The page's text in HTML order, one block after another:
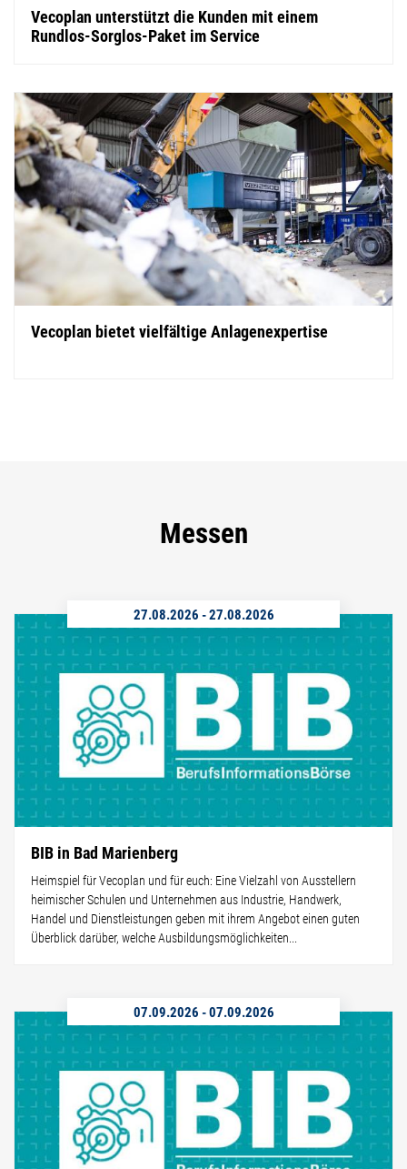
Vecoplan unterstützt die Kunden mit einem
Rundlos-Sorglos-Paket im Service
Vecoplan bietet vielfältige Anlagenexpertise
Messen
27.08.2026 -27.08.2026
BIB in Bad Marienberg
Heimspiel für Vecoplan und für euch: Eine Vielzahl von Ausstellern
heimischer Schulen und Unternehmen aus Industrie, Handwerk,
Handel und Dienstleistungen geben mit ihrem Angebot einen guten
Überblick darüber, welche Ausbildungsmöglichkeiten...
07.09.2026 -07.09.2026